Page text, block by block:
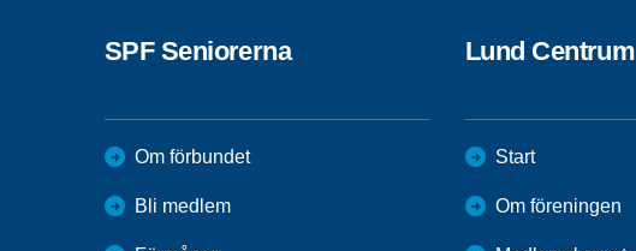
SPF Seniorerna
Om förbundet
Bli medlem
Lund Centrum
Start
Om föreningen